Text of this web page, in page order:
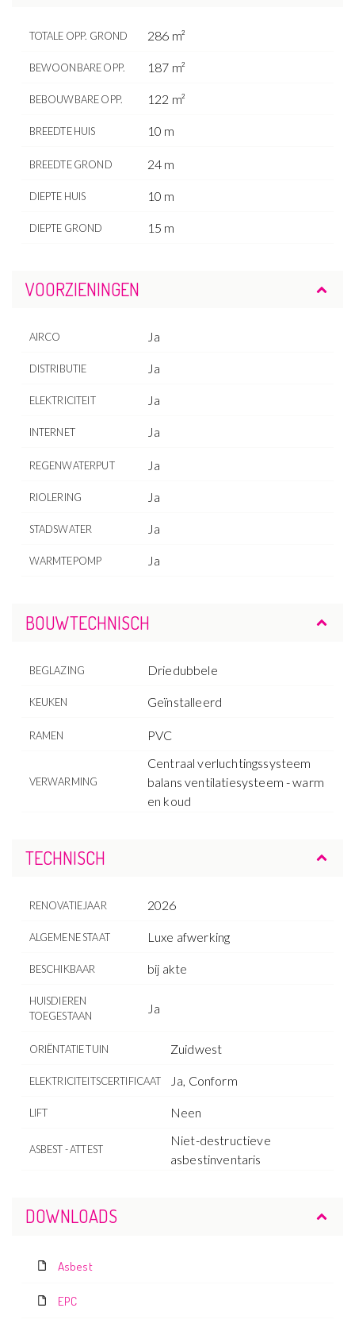
TOTALE OPP. GROND 286 m²
BEWOONBARE OPP. 187 m²
BEBOUWBARE OPP. 122 m²
BREEDTE HUIS 10 m
BREEDTE GROND 24 m
DIEPTE HUIS 10 m
DIEPTE GROND 15 m
VOORZIENINGEN
AIRCO Ja
DISTRIBUTIE Ja
ELEKTRICITEIT Ja
INTERNET Ja
REGENWATERPUT Ja
RIOLERING Ja
STADSWATER Ja
WARMTEPOMP Ja
BOUWTECHNISCH
BEGLAZING Driedubbele
KEUKEN Geïnstalleerd
RAMEN PVC
VERWARMING
Centraal verluchtingssysteem
balans ventilatiesysteem - warm
en koud
TECHNISCH
RENOVATIEJAAR 2026
ALGEMENE STAAT Luxe afwerking
BESCHIKBAAR bij akte
HUISDIEREN
TOEGESTAAN
Ja
ORIËNTATIE TUIN Zuidwest
ELEKTRICITEITSCERTIFICAAT Ja, Conform
LIFT Neen
ASBEST - ATTEST
Niet-destructieve
asbestinventaris
DOWNLOADS
Asbest
EPC